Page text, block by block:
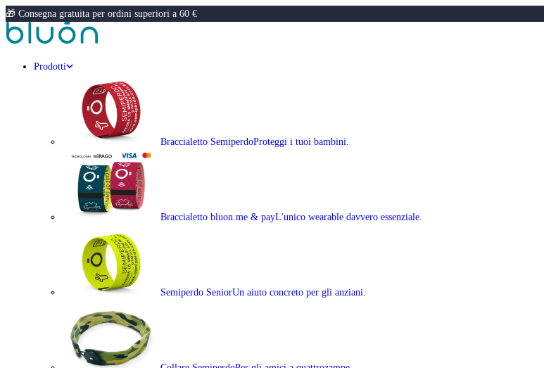
🎁 Consegna gratuita per ordini superiori a 60 €
Prodotti
Braccialetto SemiperdoProteggi i tuoi bambini.
Braccialetto bluon.me & payL'unico wearable davvero essenziale.
Semiperdo SeniorUn aiuto concreto per gli anziani.